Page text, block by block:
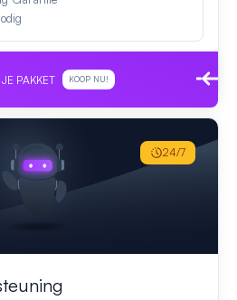
JE PAKKET KOOP NU!
24/7